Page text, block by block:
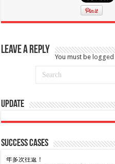
Leave a Reply
You must be logged
Update
Success Cases
年多次往返！
Business offer！
8.6恭喜江苏的谢先生600旅游签证顺利
次往返！